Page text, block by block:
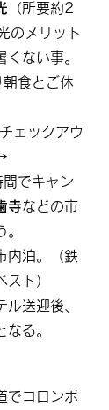
（所要約2
のメリット
ない事。
食とご休
ェックアウ
でキャン
寺などの市
内泊。（鉄
ト）
送迎後、
る。
でコロンボ